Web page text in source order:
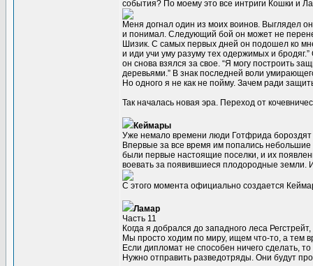
события? По моему это все интриги Кошки и
Меня догнал один из моих воинов. Выглядел
и понимал. Следующий бой он может не
Шизик. С самых первых дней он подошел ко
и иди учи уму разуму тех одержимых и
он снова взялся за свое. “Я могу построить
деревьями.” В знак последней воли
Но одного я не как не пойму. Зачем ради
Так началась новая эра. Переход от
Кеймары
Уже немало времени люди Готфрида
Впервые за все время им попались
были первые настоящие поселки, и их
воевать за появившиеся плодородные земли.
С этого момента официально создается
Ламар
Часть 11
Когда я добрался до западного леса
Мы просто ходим по миру, ищем что-то, а тем
Если дипломат не способен ничего сделать,
Нужно отправить разведотряды. Они будут